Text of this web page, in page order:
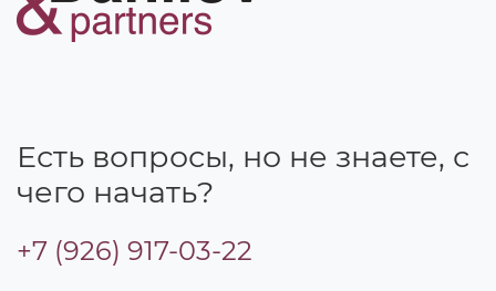
Есть вопросы, но не знаете, с
чего начать?
+7 (926) 917-03-22